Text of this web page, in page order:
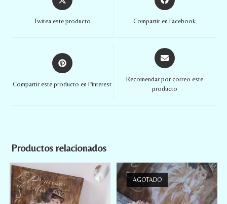
Twitea este producto Compartir en Facebook
Compartir este producto en Pinterest
Recomendar por correo este
producto
Productos relacionados
AGOTADO